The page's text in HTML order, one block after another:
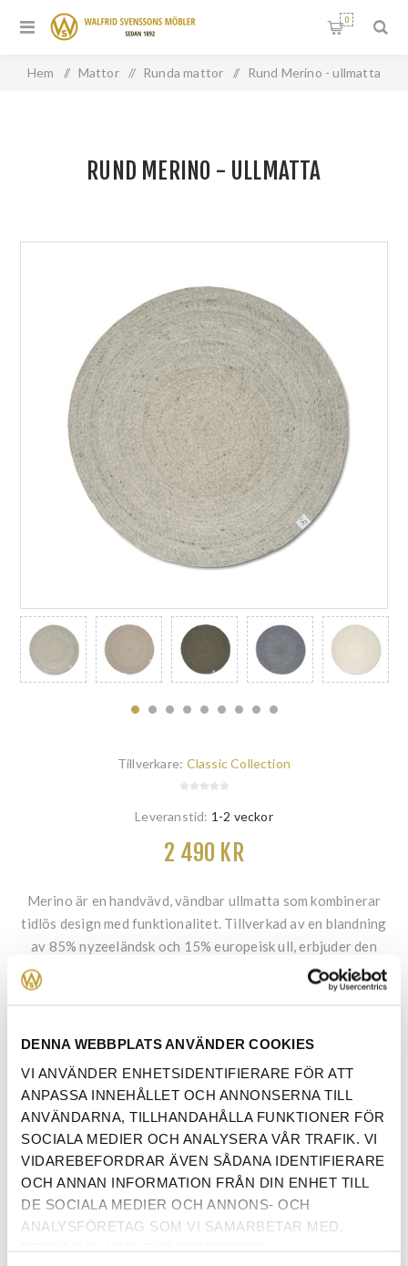
DENNA WEBBPLATS ANVÄNDER COOKIES
VI ANVÄNDER ENHETSIDENTIFIERARE FÖR ATT
ANPASSA INNEHÅLLET OCH ANNONSERNA TILL
ANVÄNDARNA, TILLHANDAHÅLLA FUNKTIONER FÖR
SOCIALA MEDIER OCH ANALYSERA VÅR TRAFIK. VI
VIDAREBEFORDRAR ÄVEN SÅDANA IDENTIFIERARE
OCH ANNAN INFORMATION FRÅN DIN ENHET TILL
DE SOCIALA MEDIER OCH ANNONS- OCH
ANALYSFÖRETAG SOM VI SAMARBETAR MED.
0
Hem / Mattor / Runda mattor / Rund Merino - ullmatta
RUND MERINO - ULLMATTA
Tillverkare: Classic Collection
Leveranstid: 1-2 veckor
2 490 KR
Merino är en handvävd, vändbar ullmatta som kombinerar
tidlös design med funktionalitet. Tillverkad av en blandning
av 85% nyzeeländsk och 15% europeisk ull, erbjuder den
både hållbarhet och en mjuk känsla under fötterna.
STORLEK *